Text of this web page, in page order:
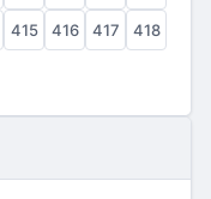
415 416 417 418